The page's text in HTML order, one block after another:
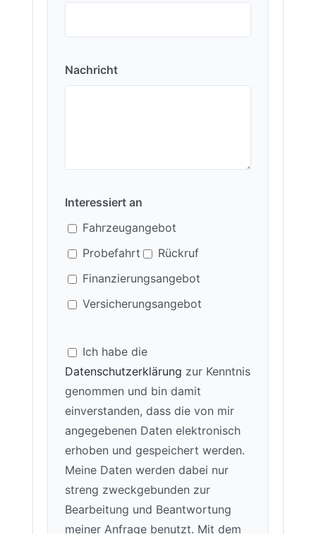
Nachricht
Interessiert an
Fahrzeugangebot
Probefahrt
Rückruf
Finanzierungsangebot
Versicherungsangebot
Ich habe die
Datenschutzerklärung zur Kenntnis
genommen und bin damit
einverstanden, dass die von mir
angegebenen Daten elektronisch
erhoben und gespeichert werden.
Meine Daten werden dabei nur
streng zweckgebunden zur
Bearbeitung und Beantwortung
meiner Anfrage benutzt. Mit dem